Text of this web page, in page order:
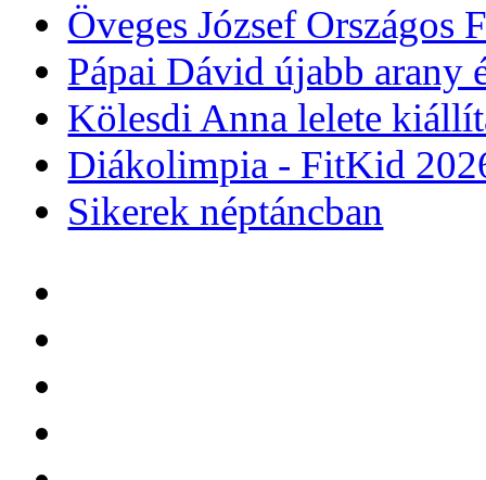
Öveges József Országos
Pápai Dávid újabb arany
Kölesdi Anna lelete
Diákolimpia - FitKid
Sikerek néptáncban